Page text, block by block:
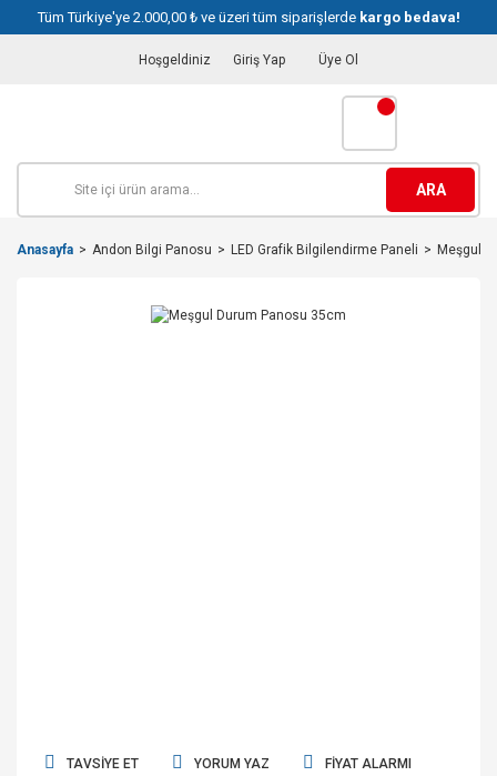
Tüm Türkiye'ye 2.000,00 ₺ ve üzeri tüm siparişlerde kargo bedava!
Hoşgeldiniz Giriş Yap Üye Ol
ARA
Anasayfa Andon Bilgi Panosu LED Grafik Bilgilendirme Paneli Meşgul
TAVSIYE ET YORUM YAZ FIYAT ALARMI